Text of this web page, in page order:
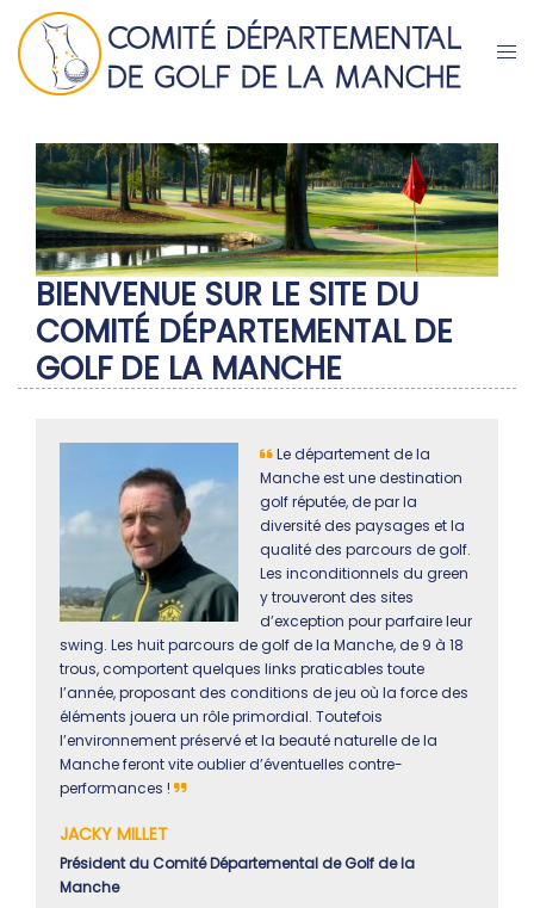
contenu
BIENVENUE SUR LE SITE DU
COMITÉ DÉPARTEMENTAL DE
GOLF DE LA MANCHE
Le département de la
Manche est une destination
golf réputée, de par la
diversité des paysages et la
qualité des parcours de golf.
Les inconditionnels du green
y trouveront des sites
d’exception pour parfaire leur
swing. Les huit parcours de golf de la Manche, de 9 à 18
trous, comportent quelques links praticables toute
l’année, proposant des conditions de jeu où la force des
éléments jouera un rôle primordial. Toutefois
l’environnement préservé et la beauté naturelle de la
Manche feront vite oublier d’éventuelles contre-
performances !
JACKY MILLET
Président du Comité Départemental de Golf de la
Manche